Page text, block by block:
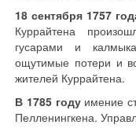
18 сентября 1757
Куррайтена
гусарами и
ощутимые потери и
жителей Куррайтена.
В 1785 году имение
Пелленингкена.